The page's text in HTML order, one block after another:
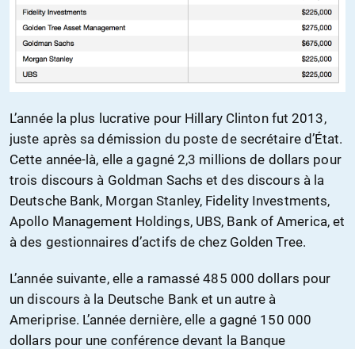
L’année la plus lucrative pour Hillary Clinton fut 2013,
juste après sa démission du poste de secrétaire d’État.
Cette année-là, elle a gagné 2,3 millions de dollars pour
trois discours à Goldman Sachs et des discours à la
Deutsche Bank, Morgan Stanley, Fidelity Investments,
Apollo Management Holdings, UBS, Bank of America, et
à des gestionnaires d’actifs de chez Golden Tree.
L’année suivante, elle a ramassé 485 000 dollars pour
un discours à la Deutsche Bank et un autre à
Ameriprise. L’année dernière, elle a gagné 150 000
dollars pour une conférence devant la Banque